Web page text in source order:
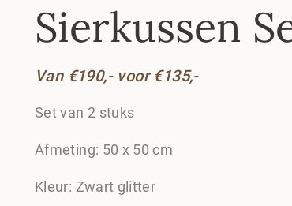
Sierkussen
Van €190,- voor €135,-
Set van 2 stuks
Afmeting: 50 x 50 cm
Kleur: Zwart glitter